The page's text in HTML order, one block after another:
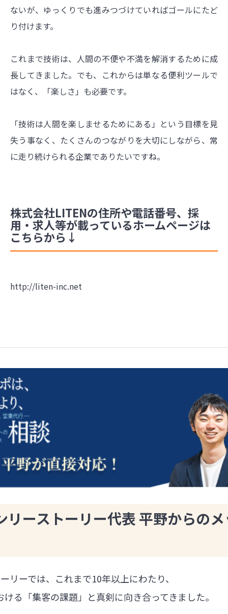
ないが、ゆっくりでも進みつづけていればゴールにたど
り付けます。
これまで技術は、人間の不便や不満を解消するために成
長してきました。でも、これからは単なる便利ツールで
はなく、「楽しさ」も必要です。
「技術は人間を楽しませるためにある」という目標を見
失う事なく、たくさんのつながりを大切にしながら、常
に走り続けられる企業でありたいですね。
株式会社LITENの住所や電話番号、採
用・求人等が載っているホームページは
こちらから↓
http://liten-inc.net
リーストーリー代表 平野からの
リーでは、これまで10年以上にわたり、
る「集客の課題」と真剣に向き合ってきました。